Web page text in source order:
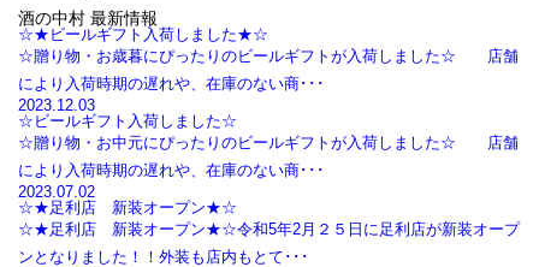
酒の中村 最新情報
☆★ビールギフト入荷しました★☆
☆贈り物・お歳暮にぴったりのビールギフトが入荷しました☆ 店舗
により入荷時期の遅れや、在庫のない商･･･
2023.12.03
☆ビールギフト入荷しました☆
☆贈り物・お中元にぴったりのビールギフトが入荷しました☆ 店舗
により入荷時期の遅れや、在庫のない商･･･
2023.07.02
☆★足利店 新装オープン★☆
☆★足利店 新装オープン★☆令和5年2月２５日に足利店が新装オープ
ンとなりました！！外装も店内もとて･･･